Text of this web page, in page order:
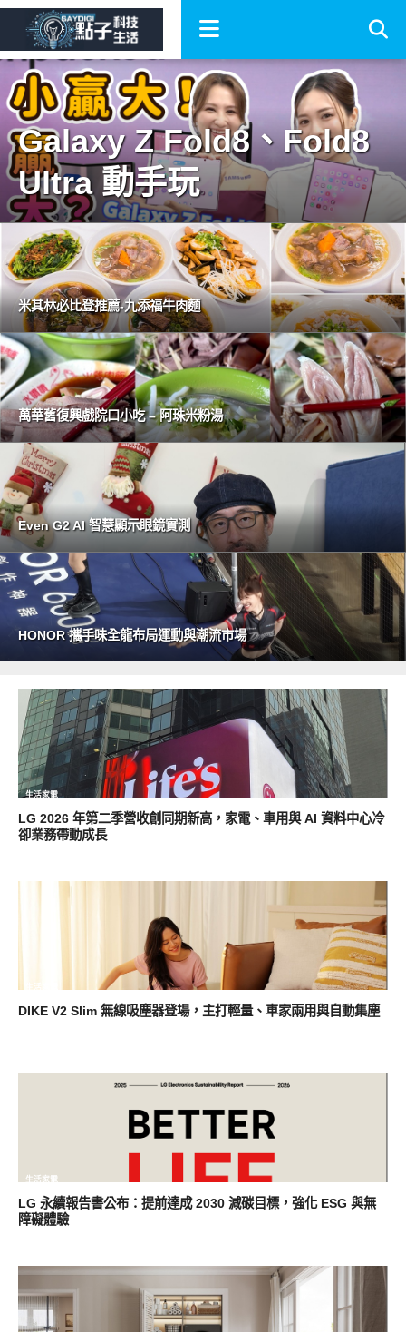
Galaxy Z Fold8、Fold8
Ultra 動手玩
米其林必比登推薦-九添福牛肉麵
萬華舊復興戲院口小吃 – 阿珠米粉湯
Even G2 AI 智慧顯示眼鏡實測
HONOR 攜手味全龍布局運動與潮流市場
生活家電
LG 2026 年第二季營收創同期新高，家電、車用與 AI 資料中心冷
卻業務帶動成長
生活家電
DIKE V2 Slim 無線吸塵器登場，主打輕量、車家兩用與自動集塵
生活家電
LG 永續報告書公布：提前達成 2030 減碳目標，強化 ESG 與無
障礙體驗